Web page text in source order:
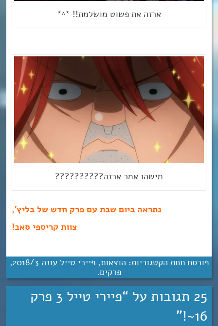
ארזה את פשוט מושלמת!! *^*
מישהו אמר ארזה??????????
נתראה ביום שבת עם פרק חדש של בליץ’,
צוות קריספי סאב!
פורסם תחת הקטגוריות: הוצאות,פיירי טייל עונה 3‏/‎2018
,
פרקים.
25 תגובות על “
פיירי טייל 3 פרק
16~!
”